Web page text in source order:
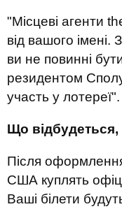
"Місцеві агенти
від вашого
ви не повинні
резидентом
участь у лотереї".
Що відбудеться,
Після
США куплять
Ваші білети